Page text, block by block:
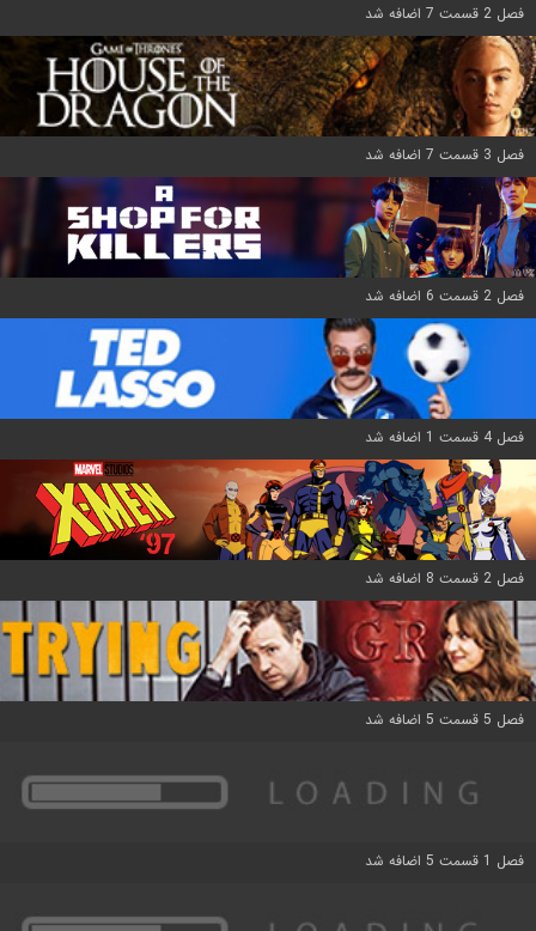
فصل 2 قسمت 7 اضافه شد
فصل 3 قسمت 7 اضافه شد
فصل 2 قسمت 6 اضافه شد
فصل 4 قسمت 1 اضافه شد
فصل 2 قسمت 8 اضافه شد
فصل 5 قسمت 5 اضافه شد
فصل 1 قسمت 5 اضافه شد